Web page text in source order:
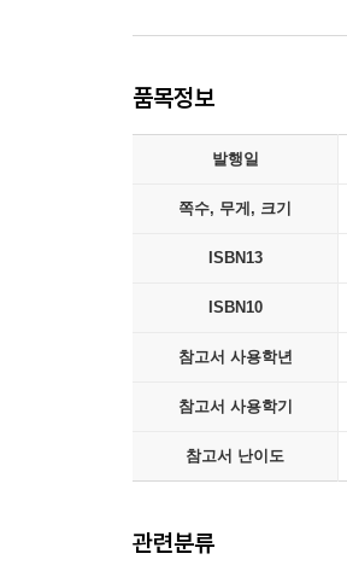
품목정보
발행일
쪽수, 무게, 크기
ISBN13
ISBN10
참고서 사용학년
참고서 사용학기
참고서 난이도
관련분류